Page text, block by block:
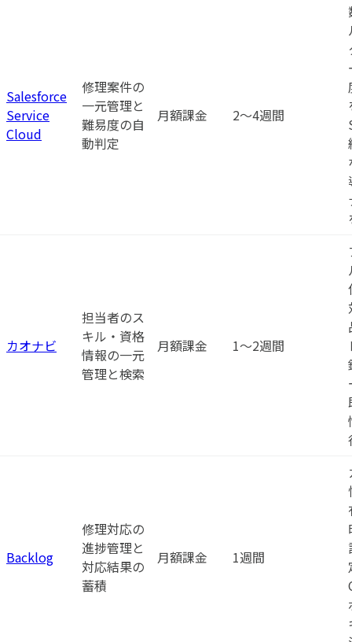
Salesforce
Service
Cloud
修理案件の
一元管理と
難易度の自
動判定
月額課金 2〜4週間
カオナビ
担当者のス
キル・資格
情報の一元
管理と検索
月額課金 1〜2週間
Backlog
修理対応の
進捗管理と
対応結果の
蓄積
月額課金 1週間